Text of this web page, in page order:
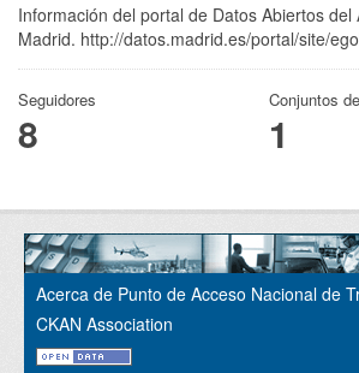
Información del portal de Datos Abiertos del
Madrid. http://datos.madrid.es/portal/site/
Seguidores
8
Conjuntos
1
Acerca de Punto de Acceso Nacional de
CKAN Association